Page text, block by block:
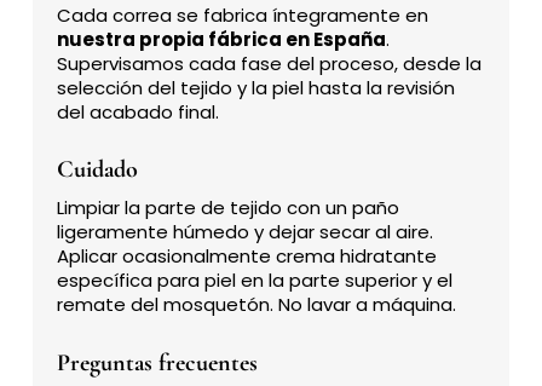
Cada correa se fabrica íntegramente en
nuestra propia fábrica en España.
Supervisamos cada fase del proceso, desde la
selección del tejido y la piel hasta la revisión
del acabado final.
Cuidado
Limpiar la parte de tejido con un paño
ligeramente húmedo y dejar secar al aire.
Aplicar ocasionalmente crema hidratante
específica para piel en la parte superior y el
remate del mosquetón. No lavar a máquina.
Preguntas frecuentes